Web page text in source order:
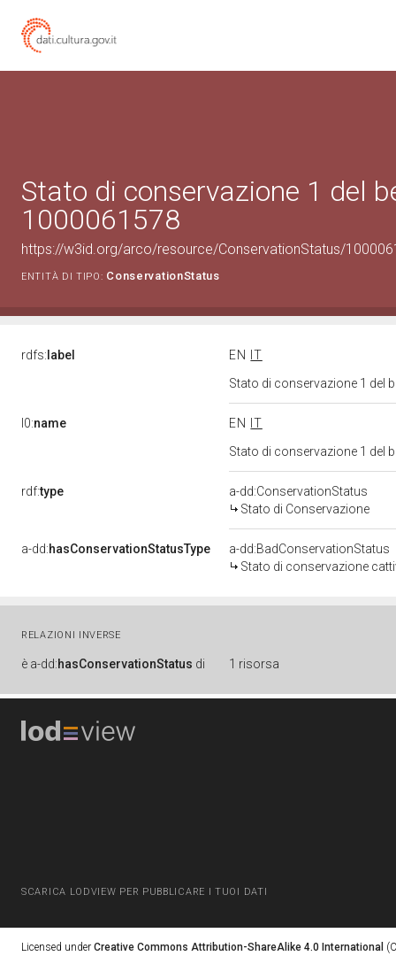
Stato di conservazione 1 del
1000061578
https://w3id.org/arco/resource/ConservationStatus/
ENTITÀ DI TIPO: ConservationStatus
rdfs: label EN
IT
Stato di conservazione 1 del
l0:name EN
IT
Stato di conservazione 1 del
rdf:type
a-dd:ConservationStatus
Stato di Conservazione
a-dd:hasConservationStatusType
a-dd:BadConservationStatus
Stato di conservazione
RELAZIONI INVERSE
è a-dd:hasConservationStatus di 1 risorsa
SCARICA LODVIEW PER PUBBLICARE I TUOI DATI
Licensed under Creative Commons Attribution-ShareAlike 4.0 International